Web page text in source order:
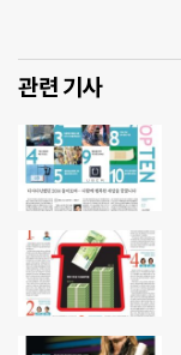
관련 기사